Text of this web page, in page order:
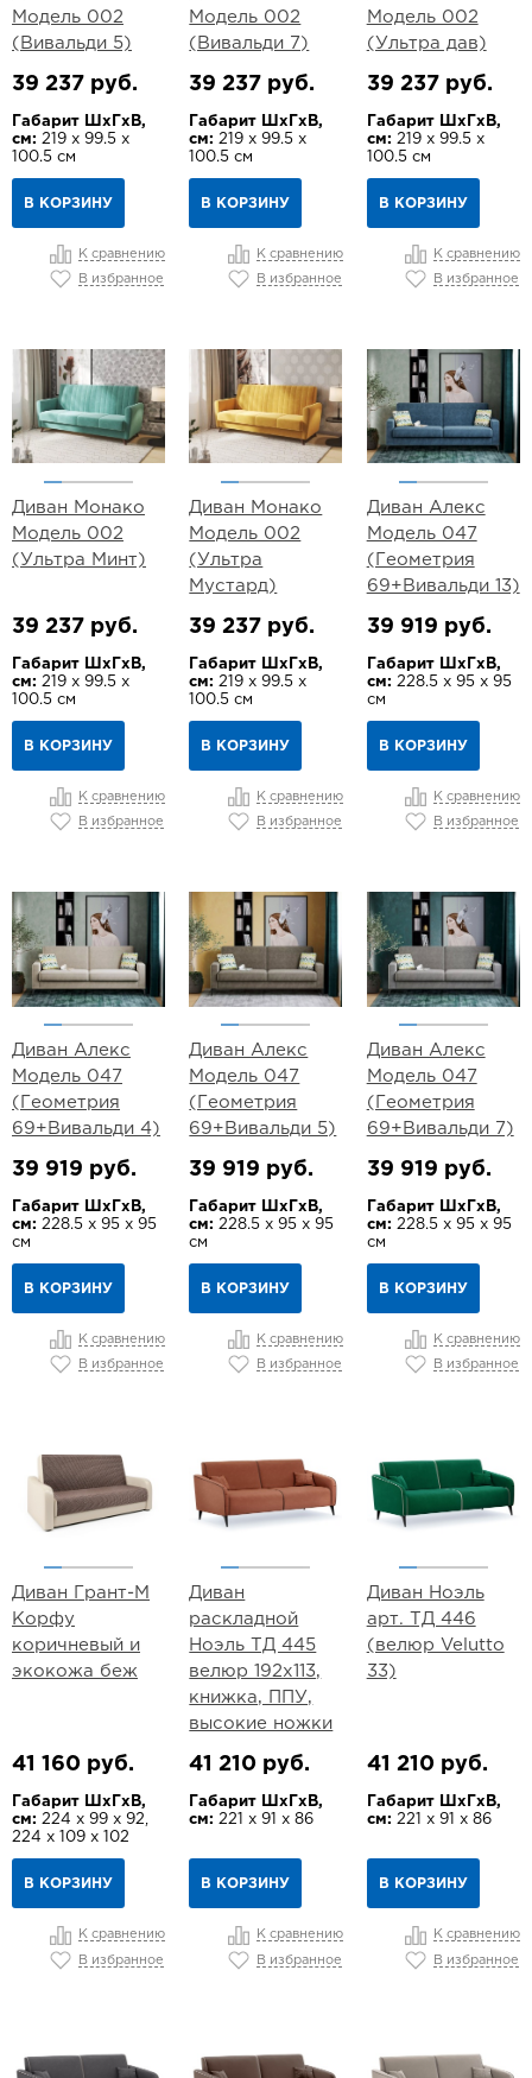
Модель 002
(Вивальди 5)
39 237 руб.
Габарит ШхГхВ,
см: 219 х 99.5 х
100.5 см
В КОРЗИНУ
К сравнению
В избранное
Модель 002
(Вивальди 7)
39 237 руб.
Габарит ШхГхВ,
см: 219 х 99.5 х
100.5 см
В КОРЗИНУ
К сравнению
В избранное
Модель 002
(Ультра дав)
39 237 руб.
Габарит ШхГхВ,
см: 219 х 99.5 х
100.5 см
В КОРЗИНУ
К сравнению
В избранное
Диван Монако
Модель 002
(Ультра Минт)
39 237 руб.
Габарит ШхГхВ,
см: 219 х 99.5 х
100.5 см
В КОРЗИНУ
К сравнению
В избранное
Диван Монако
Модель 002
(Ультра
Мустард)
39 237 руб.
Габарит ШхГхВ,
см: 219 х 99.5 х
100.5 см
В КОРЗИНУ
К сравнению
В избранное
Диван Алекс
Модель 047
(Геометрия
69+Вивальди 13)
39 919 руб.
Габарит ШхГхВ,
см: 228.5 х 95 х 95
см
В КОРЗИНУ
К сравнению
В избранное
Диван Алекс
Модель 047
(Геометрия
69+Вивальди 4)
39 919 руб.
Габарит ШхГхВ,
см: 228.5 х 95 х 95
см
В КОРЗИНУ
К сравнению
В избранное
Диван Алекс
Модель 047
(Геометрия
69+Вивальди 5)
39 919 руб.
Габарит ШхГхВ,
см: 228.5 х 95 х 95
см
В КОРЗИНУ
К сравнению
В избранное
Диван Алекс
Модель 047
(Геометрия
69+Вивальди 7)
39 919 руб.
Габарит ШхГхВ,
см: 228.5 х 95 х 95
см
В КОРЗИНУ
К сравнению
В избранное
Диван Грант-М
Корфу
коричневый и
экокожа беж
41 160 руб.
Габарит ШхГхВ,
см: 224 х 99 х 92,
224 х 109 х 102
В КОРЗИНУ
К сравнению
В избранное
Диван
раскладной
Ноэль ТД 445
велюр 192х113,
книжка, ППУ,
высокие ножки
41 210 руб.
Габарит ШхГхВ,
см: 221 х 91 х 86
В КОРЗИНУ
К сравнению
В избранное
Диван Ноэль
арт. ТД 446
(велюр Velutto
33)
41 210 руб.
Габарит ШхГхВ,
см: 221 х 91 х 86
В КОРЗИНУ
К сравнению
В избранное